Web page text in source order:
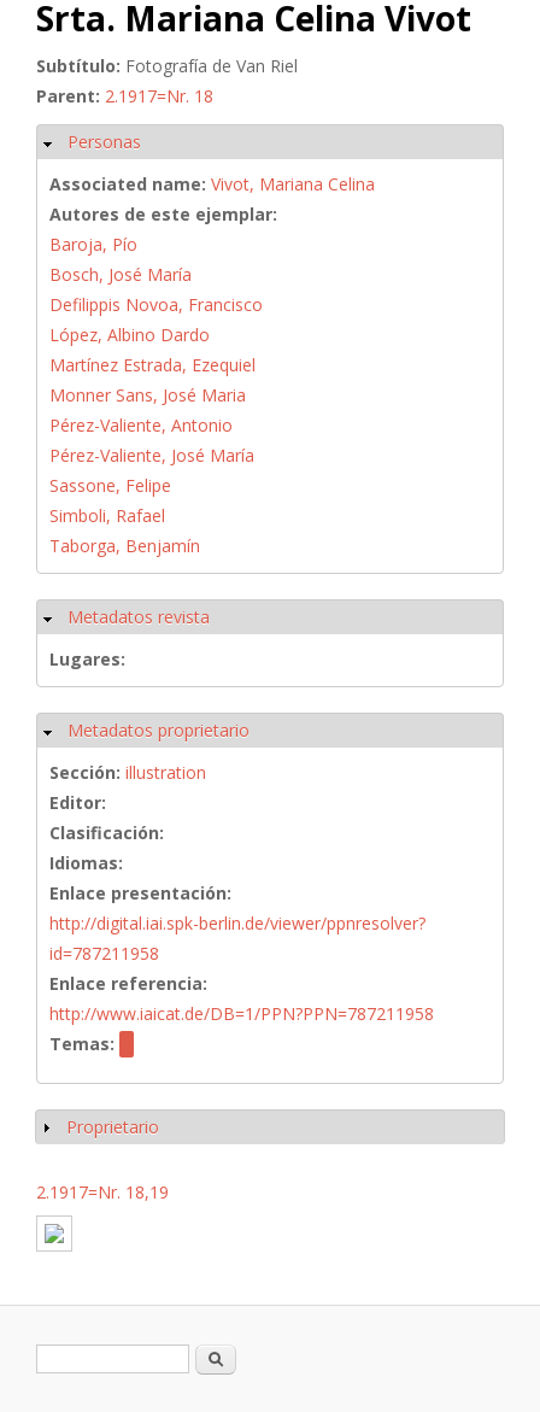
Srta. Mariana Celina Vivot
Subtítulo: Fotografía de Van Riel
Parent: 2.1917=Nr. 18
Ocultar
Personas
Associated name: Vivot, Mariana Celina
Autores de este ejemplar:
Baroja, Pío
Bosch, José María
Defilippis Novoa, Francisco
López, Albino Dardo
Martínez Estrada, Ezequiel
Monner Sans, José Maria
Pérez-Valiente, Antonio
Pérez-Valiente, José María
Sassone, Felipe
Simboli, Rafael
Taborga, Benjamín
Ocultar
Metadatos revista
Lugares:
Ocultar
Metadatos proprietario
Sección: illustration
Editor:
Clasificación:
Idiomas:
Enlace presentación:
http://digital.iai.spk-berlin.de/viewer/ppnresolver?
id=787211958
Enlace referencia:
http://www.iaicat.de/DB=1/PPN?PPN=787211958
Temas:
Mostrar
Proprietario
2.1917=Nr. 18,19
Formulario de búsqueda
Buscar